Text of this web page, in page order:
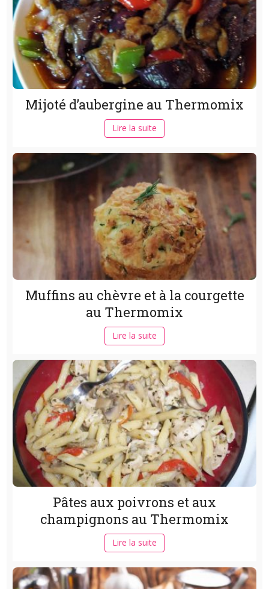
Mijoté d’aubergine au Thermomix
Lire la suite
Muffins au chèvre et à la courgette
au Thermomix
Lire la suite
Pâtes aux poivrons et aux
champignons au Thermomix
Lire la suite